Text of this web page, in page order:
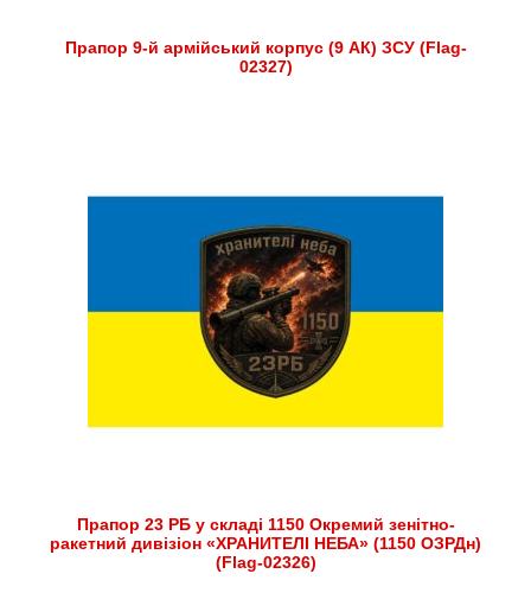
Прапор 9-й армійський корпус (9 АК) ЗСУ (Flag-
02327)
Прапор 23 РБ у складі 1150 Окремий зенітно-
ракетний дивізіон «ХРАНИТЕЛІ НЕБА» (1150 ОЗРДн)
(Flag-02326)